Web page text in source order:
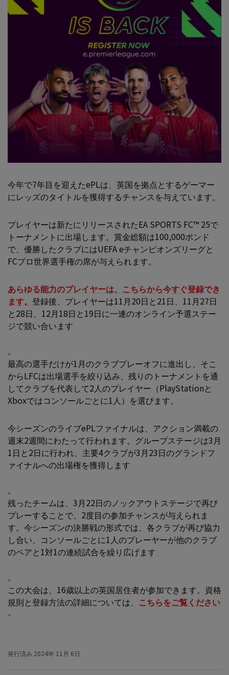
今年で7年目を迎えたePLは、英国を拠点とするゲーマー
にレッズのタイトルを獲得するチャンスを与えています。
プレイヤーは新たにリリースされたEA SPORTS FC™ 25で
トーナメントに出場します。賞金総額は100,000ポンド
で、優勝したクラブにはUEFA eチャンピオンズリーグと
FCプロ世界選手権の席が与えられます。
あらゆる能力のプレイヤーは、こちらから今すぐ登録でき
ます。 登録後、プレイヤーは11月20日と21日、11月27日
と28日、12月18日と19日に一連のオンライン予選ステー
ジで競い合います
。
最高の選手だけが1月のクラブプレーオフに進出し、そこ
からLFCは出場選手を絞り込み、残りのトーナメントを通
してクラブを代表して2人のプレイヤー（PlayStationと
Xboxではコンソールごとに1人）を選びます。
今シーズンのライブePLファイナルは、アクション満載の
週末2週間にわたって行われます。グループステージは3月
1日と2日に行われ、主要4クラブが3月23日のグランドフ
ァイナルへの出場権を獲得します
。
残ったチームは、3月22日のノックアウトステージで再び
プレーすることで、2度目の参加チャンスが与えられま
す。今シーズンの決勝戦の形式では、各クラブが再び協力
し合い、コンソールごとに1人のプレーヤーが他のクラブ
のペアと1対1の連続試合を繰り広げます
。
この大会は、16歳以上の英国居住者が参加できます。資格
規則と登録方法の詳細については、 こちらをご覧ください
。
発行済み 2024年 11月 6日